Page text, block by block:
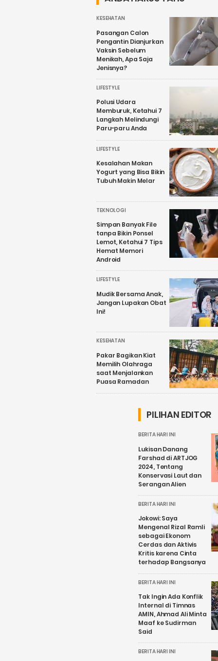
KESEHATAN
Pasangan Calon
Pengantin Dianjurkan
Vaksin Sebelum
Menikah, Apa Saja
Jenisnya?
LIFESTYLE
Polusi Udara
Memburuk, Ketahui 7
Langkah Melindungi
Paru-paru Anda
LIFESTYLE
Kesalahan Makan
Yogurt yang Bisa Bikin
Tubuh Makin Melar
TEKNOLOGI
Simpan Banyak File
tanpa Bikin Ponsel
Lemot, Ketahui 7 Tips
Hemat Memori
Android
LIFESTYLE
Mudik Bersama Anak,
Jangan Lupakan Obat
Ini!
KESEHATAN
Pakar Bagikan Kiat
Memilih Olahraga
saat Menjalankan
Puasa Ramadan
PILIHAN EDITOR
BERITA HARI INI
Lukisan Danang
Farshad di ARTJOG
2024, Tentang
Konservasi Laut dan
Serangan Alien
BERITA HARI INI
Jokowi: Saya
Mengenal Rizal Ramli
sebagai Ekonom
Cerdas dan Aktivis
Kritis karena Cinta
terhadap Bangsanya
BERITA HARI INI
Tak Ingin Ada Konflik
Internal di Timnas
AMIN, Ahmad Ali Minta
Maaf ke Sudirman
Said
BERITA HARI INI